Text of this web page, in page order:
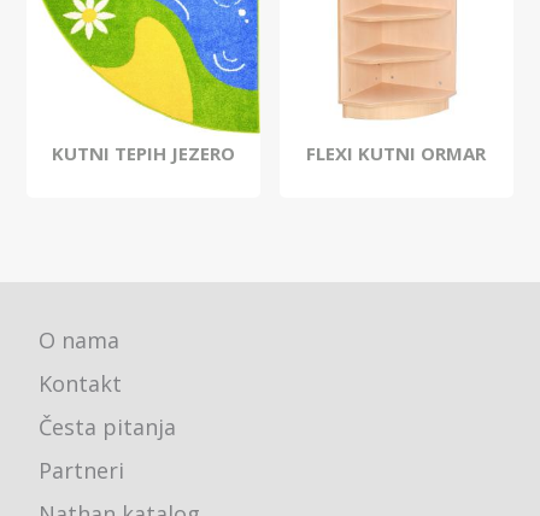
KUTNI TEPIH JEZERO FLEXI KUTNI ORMAR
O nama
Kontakt
Česta pitanja
Partneri